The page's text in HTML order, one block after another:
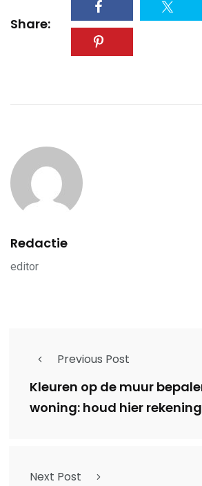
Share:
Redactie
editor
Previous Post
Kleuren op de muur
woning: houd hier
Next Post